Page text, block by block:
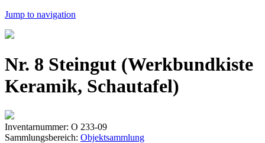
Jump to navigation
Nr. 8 Steingut (Werkbundkiste
Keramik, Schautafel)
Inventarnummer: O 233-09
Sammlungsbereich: Objektsammlung